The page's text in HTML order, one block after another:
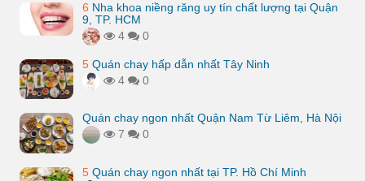
6 Nha khoa niềng răng uy tín chất lượng tại Quận
9, TP. HCM
4
0
5 Quán chay hấp dẫn nhất Tây Ninh
4
0
Quán chay ngon nhất Quận Nam Từ Liêm, Hà Nội
7
0
5 Quán chay ngon nhất tại TP. Hồ Chí Minh